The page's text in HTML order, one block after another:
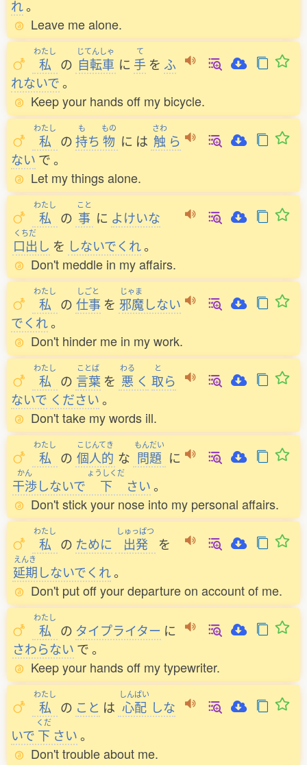
れ。
Leave me alone.
わたし
私 の
じてんしゃ
自転車 に
て
手 を ふ
れないで。
Keep your hands off my bicycle.
わたし
私 の
も
持ち
もの
物 に は
さわ
触 ら
ない で。
Let my things alone.
わたし
私 の
こと
事 に よけいな
くちだ
口出 し を しないでくれ。
Don't meddle in my affairs.
わたし
私 の
しごと
仕事 を
じゃま
邪魔しない
でくれ。
Don't hinder me in my work.
わたし
私 の
ことば
言葉 を
わる
悪 く
と
取ら
ないで ください。
Don't take my words ill.
わたし
私 の
こじんてき
個人的 な
もんだい
問題 に
かん
干渉しないで
ょうしくだ
下 さい。
Don't stick your nose into my personal affairs.
わたし
私 の ために
しゅっぱつ
出発 を
えんき
延期しないでくれ。
Don't put off your departure on account of me.
わたし
私 の タイプライター に
さわらない で。
Keep your hands off my typewriter.
わたし
私 の こと は
しんぱい
心配 しな
いで
くだ
下 さい。
Don't trouble about me.